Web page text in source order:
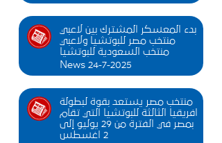
بدء المعسكر المشترك بين لاعبي
منتخب مصر للبوتشيا ولاعبي
منتخب السعودية للبوتشيا
News 24-7-2025
منتخب مصر يستعد بقوة لبطولة
افريقيا الثالثة للبوتشيا التي تقام
بمصر في الفترة من 29 يوليو إلى
2 اغسطس